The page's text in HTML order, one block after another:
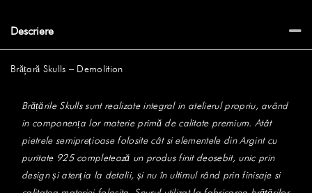
Descriere
Brățară Skulls – Demolition
Brățările Skulls sunt realizate integral in atelierul propriu, având
in componența lor materie primă de calitate premium. Atât
pietrele semiprețioase folosite cât si elementele din Argint cu
puritate 925 completează un produs finit deosebit, unic prin
design și atenția la detalii, și nu în ultimul rând prin finisaje si